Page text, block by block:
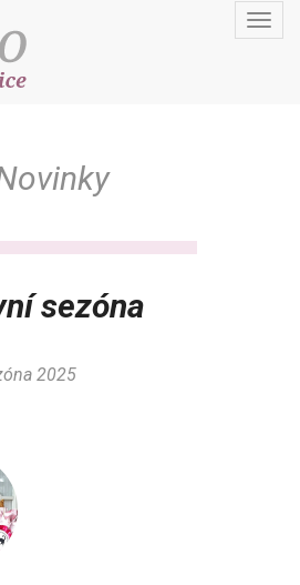
sezóna
2025